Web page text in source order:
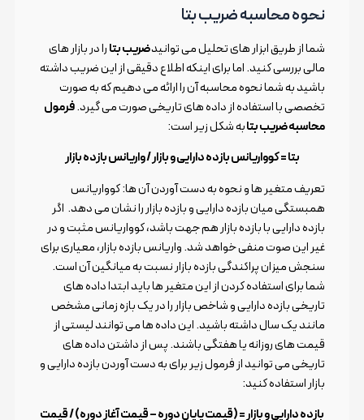
نحوه محاسبه ضریب بتا
شما از طریق ابزار های تحلیل می توانیدضریب بتارا در بازار های
مالی بررسی کنید. اما برای اینکه اطلاع دقیقی از این ضریب داشته
باشید به شما نحوه محاسبه آن را ارائه می دهیم که به صورت
تخصصی با استفاده از داده های تاریخی صورت می گیرد.فرمول
محاسبه ضریب بتابه شکل زیر است:
بتا = کوواریانس بازده دارایی و بازار / واریانس بازده بازار
تعریف متغیر ها و نحوه به دست آوردن آن ها: کوواریانس
همبستگی میان بازده دارایی و بازده بازار را نشان می دهد. اگر
بازده دارایی با بازده بازار هم جهت باشد، کوواریانس مثبت و در
غیر این صوت منفی خواهد شد. واریانس بازده بازار، معیاری برای
سنجش میزان پراکندگی بازده بازار نسبت به میانگین آن است.
شما برای استفاده کردن از این متغیر ها باید ابتدا داده های
تاریخی بازده دارایی و شاخص بازار را در یک بازه زمانی مشخص
مانند یک سال داشته باشید. این داده ها می توانند لیستی از
قیمت های روزانه یا هفتگی باشند. پس از داشتن داده های
تاریخی می توانید از فرمول زیر برای به دست آوردن بازده دارایی و
بازار استفاده کنید:
بازده دارایی و بازار = (قیمت پایان دوره – قیمت آغاز دوره) / قیمت